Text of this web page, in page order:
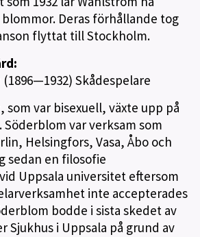
Deras förhållande tog
flyttat till Stockholm.
Skådespelare
som var bisexuell, växte upp på
Söderblom var verksam som
Helsingfors, Vasa, Åbo och
sedan en filosofie
Uppsala universitet eftersom
inte accepterades
bodde i sista skedet av
Sjukhus i Uppsala på grund av